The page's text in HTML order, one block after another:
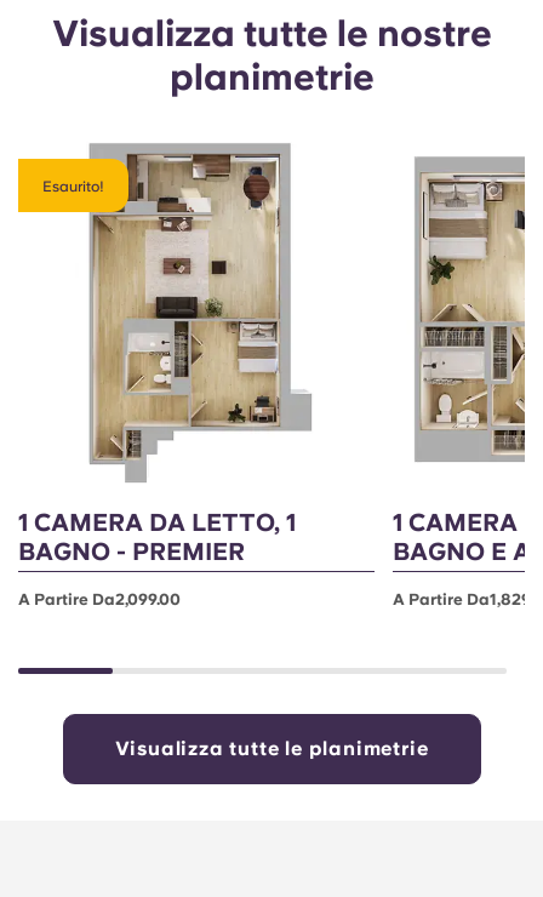
Visualizza tutte le nostre
planimetrie
Esaurito!
1 CAMERA DA LETTO, 1
BAGNO - PREMIER
A Partire Da2,099.00
1 CAMERA
BAGNO E
A Partire
Visualizza tutte le planimetrie